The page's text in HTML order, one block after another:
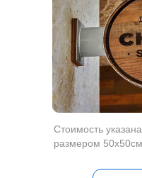
Стоимость
размером 50х50см.